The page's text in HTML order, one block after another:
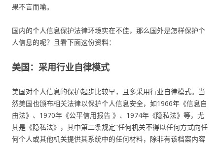
果不言而喻。
国内的个人信息保护法律环境实在不佳，那么国外是怎样保护个
人信息的呢？且看下面这份资料：
美国：采用行业自律模式
美国对个人信息的保护起步比较早，且多采用行业自律模式。当
然美国也颁布相关法律以保护个人信息安全，如1966年《信息自
由法》、1970年《公平信用报告 》、1974年《隐私法》等，尤
其是《隐私法》，其中第二条规定“任何机关不得以任何方式向任
何个人或其他机关提供其系统中的任何材料，除非有该档案内容